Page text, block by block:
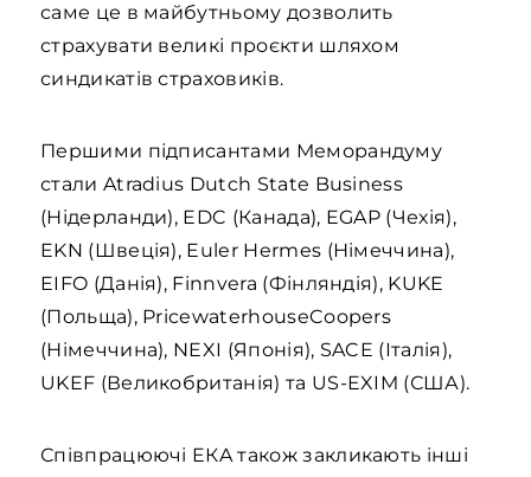
саме це в майбутньому дозволить
страхувати великі проєкти шляхом
синдикатів страховиків.
Першими підписантами Меморандуму
стали Atradius Dutch State Business
(Нідерланди), EDC (Канада), EGAP (Чехія),
EKN (Швеція), Euler Hermes (Німеччина),
EIFO (Данія), Finnvera (Фінляндія), KUKE
(Польща), PricewaterhouseCoopers
(Німеччина), NEXI (Японія), SACE (Італія),
UKEF (Великобританія) та US-EXIM (США).
Співпрацюючі EКA також закликають інші